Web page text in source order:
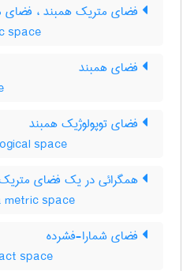
فضای متریک همبند ، فضای
space
فضای همبند
فضای توپولوژیک همبند
space
همگرائی در یک فضای
metric space
فضای شمارا-فشرده
space